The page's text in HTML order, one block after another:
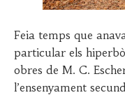
Feia temps que
particular els
obres de M. C.
l’ensenyament